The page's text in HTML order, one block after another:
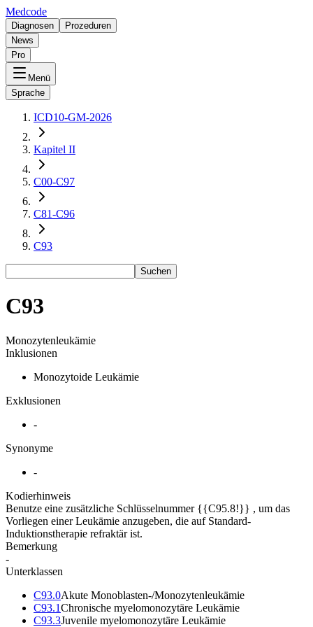
Medcode
Diagnosen
Prozeduren
News
Pro
Menü
Sprache
ICD10-GM-2026
Kapitel II
C00-C97
C81-C96
C93
Suchen
C93
Monozytenleukämie
Inklusionen
Monozytoide Leukämie
Exklusionen
-
Synonyme
-
Kodierhinweis
Benutze eine zusätzliche Schlüsselnummer {{C95.8!}} , um das
Vorliegen einer Leukämie anzugeben, die auf Standard-
Induktionstherapie refraktär ist.
Bemerkung
-
Unterklassen
C93.0Akute Monoblasten-/Monozytenleukämie
C93.1Chronische myelomonozytäre Leukämie
C93.3Juvenile myelomonozytäre Leukämie